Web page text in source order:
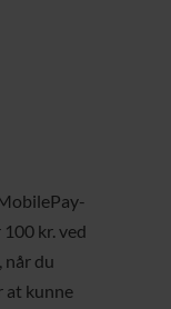
kr. ved
når du
at kunne